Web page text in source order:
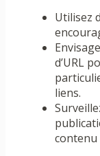
Utilisez
d’URL
liens.
contenu